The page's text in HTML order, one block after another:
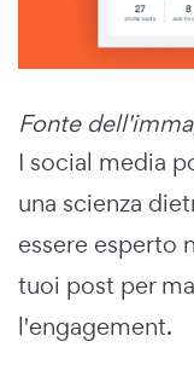
Fonte
I social media
una scienza
essere esperto
tuoi post per
l'engagement.